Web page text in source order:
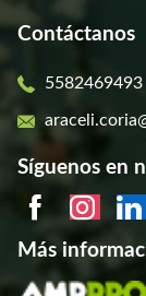
Contáctanos
5582469493
Síguenos en
Más